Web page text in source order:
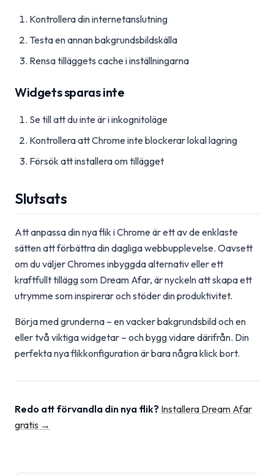
Kontrollera din internetanslutning
Testa en annan bakgrundsbildskälla
Rensa tilläggets cache i inställningarna
Widgets sparas inte
Se till att du inte är i inkognitoläge
Kontrollera att Chrome inte blockerar lokal lagring
Försök att installera om tillägget
Slutsats
Att anpassa din nya flik i Chrome är ett av de enklaste
sätten att förbättra din dagliga webbupplevelse. Oavsett
om du väljer Chromes inbyggda alternativ eller ett
kraftfullt tillägg som Dream Afar, är nyckeln att skapa ett
utrymme som inspirerar och stöder din produktivitet.
Börja med grunderna – en vacker bakgrundsbild och en
eller två viktiga widgetar – och bygg vidare därifrån. Din
perfekta nya flikkonfiguration är bara några klick bort.
Redo att förvandla din nya flik? Installera Dream Afar
gratis →